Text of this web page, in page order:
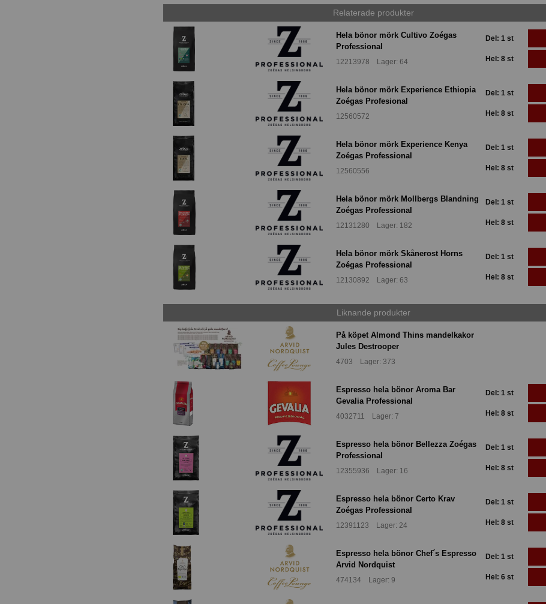
Relaterade produkter
Hela bönor mörk Cultivo Zoégas
Professional
12213978 Lager: 64
Del: 1 st
Hel: 8 st
Hela bönor mörk Experience Ethiopia
Zoégas Profesional
12560572
Del: 1 st
Hel: 8 st
Hela bönor mörk Experience Kenya
Zoégas Professional
12560556
Del: 1 st
Hel: 8 st
Hela bönor mörk Mollbergs Blandning
Zoégas Professional
12131280 Lager: 182
Del: 1 st
Hel: 8 st
Hela bönor mörk Skånerost Horns
Zoégas Professional
12130892 Lager: 63
Del: 1 st
Hel: 8 st
Liknande produkter
På köpet Almond Thins mandelkakor
Jules Destrooper
4703 Lager: 373
Espresso hela bönor Aroma Bar
Gevalia Professional
4032711 Lager: 7
Del: 1 st
Hel: 8 st
Espresso hela bönor Bellezza Zoégas
Professional
12355936 Lager: 16
Del: 1 st
Hel: 8 st
Espresso hela bönor Certo Krav
Zoégas Professional
12391123 Lager: 24
Del: 1 st
Hel: 8 st
Espresso hela bönor Chef´s Espresso
Arvid Nordquist
474134 Lager: 9
Del: 1 st
Hel: 6 st